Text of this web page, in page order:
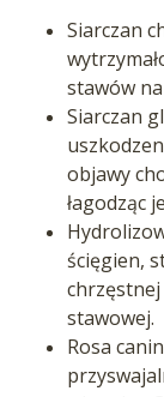
Siarczan
stawów
Siarczan
objawy
łagodząc
ścięgien,
chrzęstnej
stawowej.
Rosa